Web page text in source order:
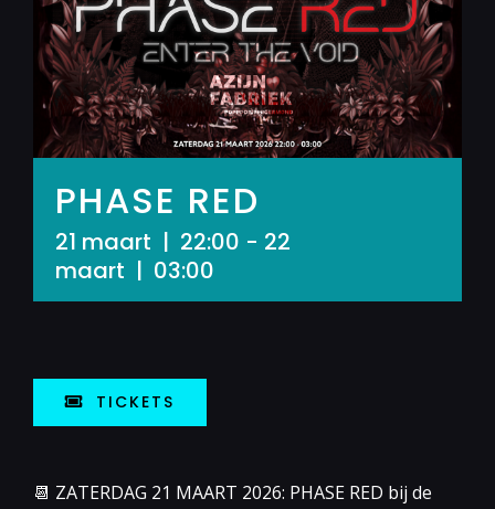
PHASE RED
21 maart | 22:00 - 22
maart | 03:00
TICKETS
📆 ZATERDAG 21 MAART 2026: PHASE RED bij de